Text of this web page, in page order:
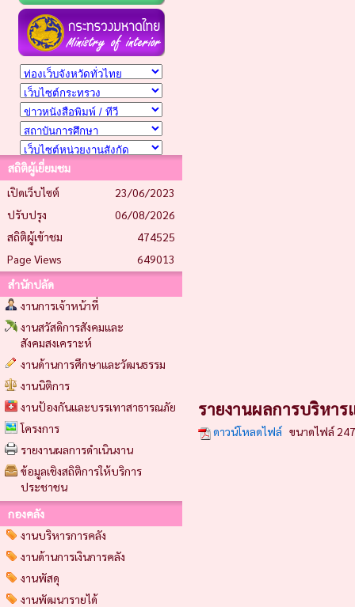
สถิติผู้เยี่ยมชม
เปิดเว็บไซต์
23/06/2023
ปรับปรุง
06/08/2026
สถิติผู้เข้าชม
474525
Page Views
649013
สำนักปลัด
งานการเจ้าหน้าที่
งานสวัสดิการสังคมและ
สังคมสงเคราะห์
งานด้านการศึกษาและวัฒนธรรม
งานนิติการ
งานป้องกันและบรรเทาสาธารณภัย
โครงการ
รายงานผลการดำเนินงาน
ข้อมูลเชิงสถิติการให้บริการ
ประชาชน
กองคลัง
งานบริหารการคลัง
งานด้านการเงินการคลัง
งานพัสดุ
งานพัฒนารายได้
รายงานผลการบริหา
ดาวน์โหลดไฟล์ ขนาดไฟล์